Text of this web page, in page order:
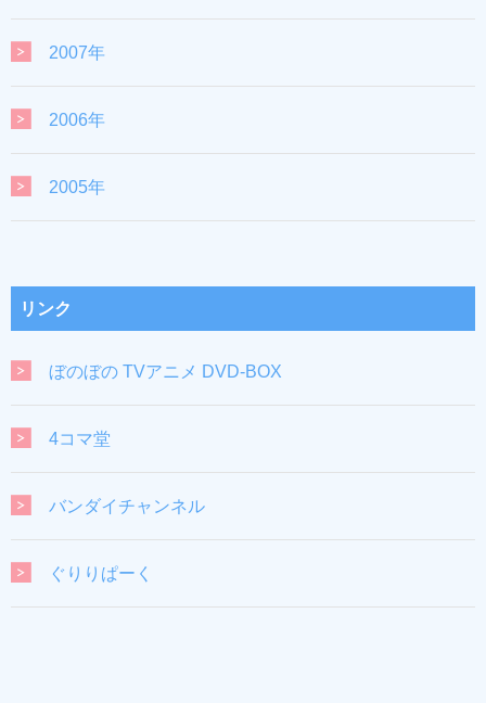
2007年
2006年
2005年
リンク
ぼのぼの TVアニメ DVD-BOX
4コマ堂
バンダイチャンネル
ぐりりぱーく